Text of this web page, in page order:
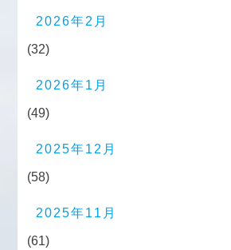
2026年2月
(32)
2026年1月
(49)
2025年12月
(58)
2025年11月
(61)